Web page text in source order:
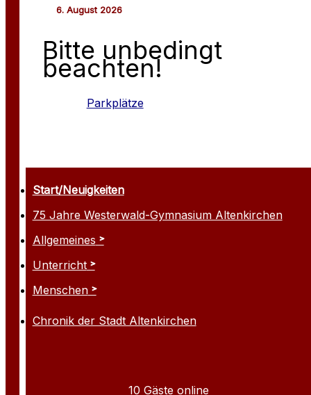
Start/Neuigkeiten
75 Jahre Westerwald-Gymnasium Altenkirchen
Allgemeines
Unterricht
Menschen
Chronik der Stadt Altenkirchen
10 Gäste online
Bitte unbedingt
beachten!
Parkplätze